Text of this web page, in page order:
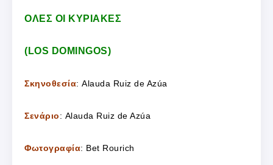
ΟΛΕΣ ΟΙ ΚΥΡΙΑΚΕΣ
(LOS DOMINGOS)
Σκηνοθεσία: Alauda Ruiz de Azúa
Σενάριο: Alauda Ruiz de Azúa
Φωτογραφία: Bet Rourich